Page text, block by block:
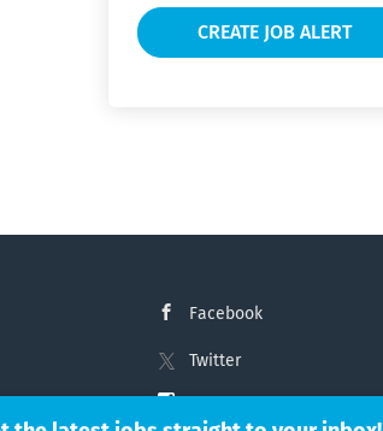
Facebook
Twitter